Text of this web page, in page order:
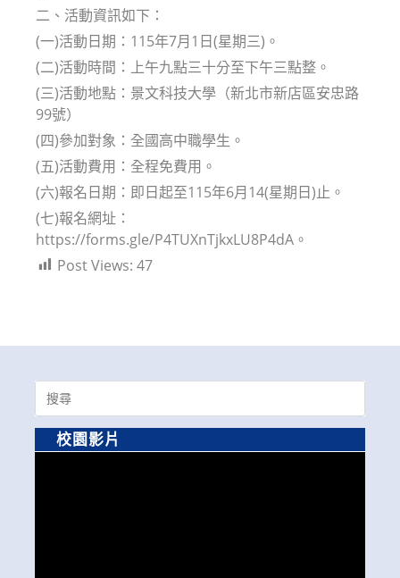
二、活動資訊如下：
(一)活動日期：115年7月1日(星期三)。
(二)活動時間：上午九點三十分至下午三點整。
(三)活動地點：景文科技大學（新北市新店區安忠路
99號）
(四)參加對象：全國高中職學生。
(五)活動費用：全程免費用。
(六)報名日期：即日起至115年6月14(星期日)止。
(七)報名網址：
https://forms.gle/P4TUXnTjkxLU8P4dA。
Post Views: 47
Search
for:
校園影片